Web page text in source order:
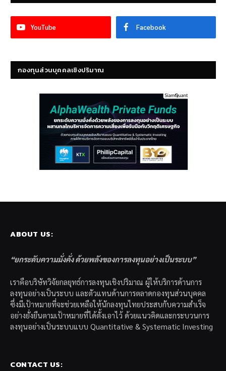
YouTube Facebook
กองทุนส่วนบุคคลเชิงปริมาณ
ABOUT US:
“ยกระดับความมั่งคั่ง ด้วยพลังของการลงทุนอย่างเป็นระบบ”
เราคือบริษัทวิจัยกลยุทธ์การลงทุนเชิงปริมาณ ผู้ให้บริการด้านการ
ลงทุนอย่างเป็นระบบ และตัวแทนด้านการตลาดกองทุนส่วนบุคคล
ซึ่งมีเป้าหมายที่จะช่วยเหลือให้นักลงทุนไทยประสบกับความสำเร็จ
อย่างยั่งยืนตามเป้าหมายที่ได้ตั้งเอาไว้ ด้วยแนวคิดและกระบวนการ
ลงทุนอย่างเป็นระบบแบบ Quantitative & Systematic Investing
CONTACT US: